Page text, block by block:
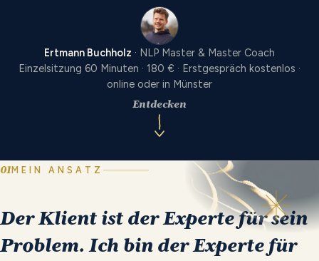
Ertmann Buchholz · NLP Master & Master Coach
Einzelsitzung 60 Minuten · 180 € · Erstgespräch kostenlos ·
online oder in Münster
Entdecken
01MEIN ANSATZ
Der Klient ist der Experte für sein
Problem. Ich bin der Experte für